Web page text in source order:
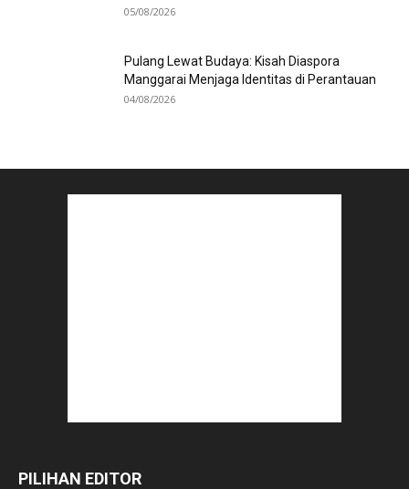
05/08/2026
Pulang Lewat Budaya: Kisah Diaspora
Manggarai Menjaga Identitas di Perantauan
04/08/2026
PILIHAN EDITOR